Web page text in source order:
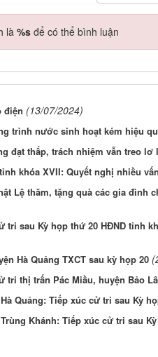
là %s để có thể bình luận
điện (13/07/2024)
trình nước sinh hoạt kém hiệu
đạt thấp, trách nhiệm vẫn treo lơ
khóa XVII: Quyết nghị nhiều
Lệ thăm, tặng quà các gia đình
sau Kỳ họp thứ 20 HĐND tỉnh
Hà Quảng TXCT sau kỳ họp 20
tri thị trấn Pác Miầu, huyện Bảo
Quảng: Tiếp xúc cử tri sau Kỳ
Khánh: Tiếp xúc cử tri sau